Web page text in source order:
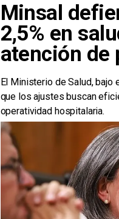
Minsal
2,5% en
atención de
El Ministerio de Salud, bajo
que los ajustes buscan
operatividad hospitalaria.